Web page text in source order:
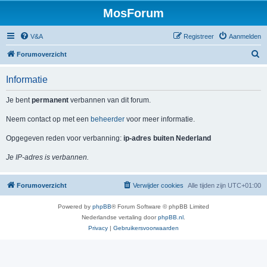
MosForum
V&A Aanmelden
Registreer
Forumoverzicht
Informatie
Je bentpermanent verbannen van dit forum.
Neem contact op met een beheerder voor meer informatie.
Opgegeven reden voor verbanning: ip-adres buiten Nederland
Je IP-adres is verbannen.
Forumoverzicht Alle tijden zijn UTC+01:00
Verwijder cookies
Powered by phpBB® Forum Software © phpBB Limited
Nederlandse vertaling doorphpBB.nl
Privacy | Gebruikersvoorwaarden